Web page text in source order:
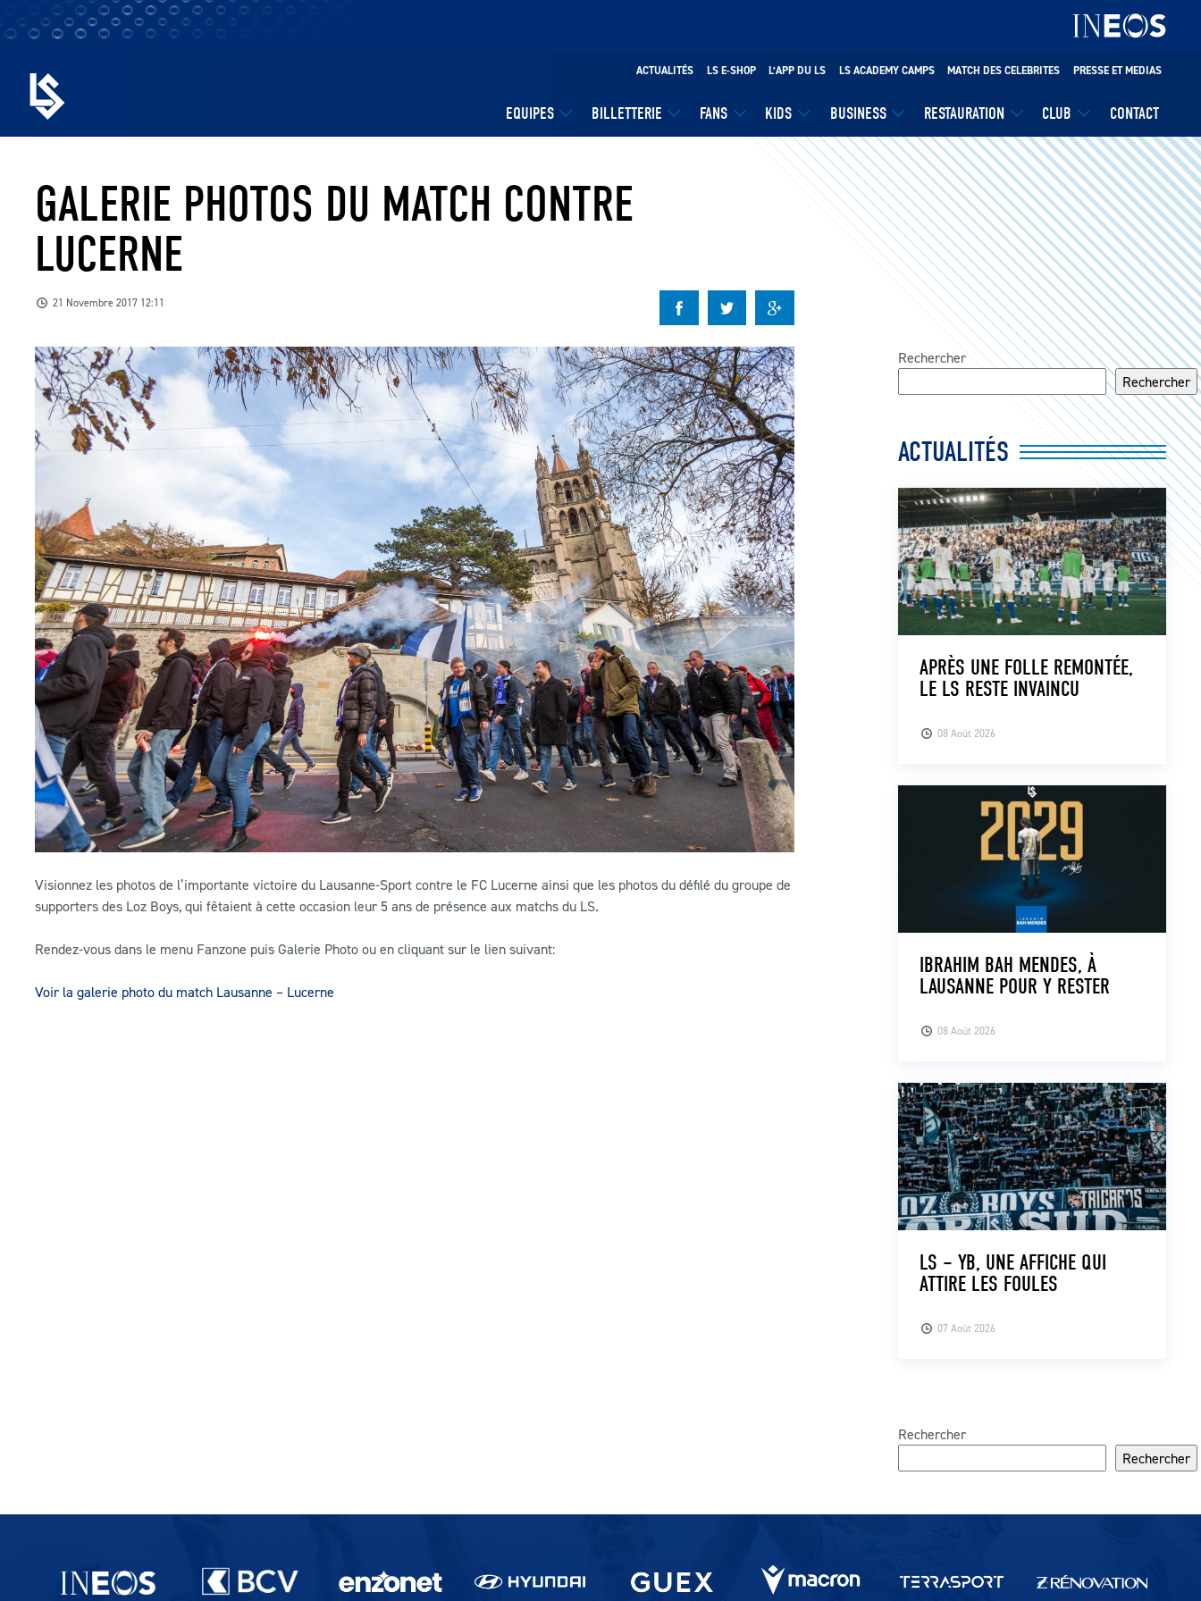
EQUIPES BILLETTERIE FANS KIDS BUSINESS RESTAURATION CLUB CONTACT
ACTUALITÉS LS E-SHOP L’APP DU LS LS ACADEMY CAMPS MATCH DES CELEBRITES PRESSE ET MEDIAS
GALERIE PHOTOS DU MATCH CONTRE
LUCERNE
21 Novembre 2017 12:11
Visionnez les photos de l’importante victoire du Lausanne-Sport contre le FC Lucerne ainsi que les photos du défilé du groupe de
supporters des Loz Boys, qui fêtaient à cette occasion leur 5 ans de présence aux matchs du LS.
Rendez-vous dans le menu Fanzone puis Galerie Photo ou en cliquant sur le lien suivant:
Voir la galerie photo du match Lausanne – Lucerne
Rechercher
Rechercher
ACTUALITÉS
08 Août 2026
APRÈS UNE FOLLE REMONTÉE,
LE LS RESTE INVAINCU
08 Août 2026
IBRAHIM BAH MENDES, À
LAUSANNE POUR Y RESTER
07 Août 2026
LS – YB, UNE AFFICHE QUI
ATTIRE LES FOULES
Rechercher
Rechercher
Partenaires du lausanne-Sport